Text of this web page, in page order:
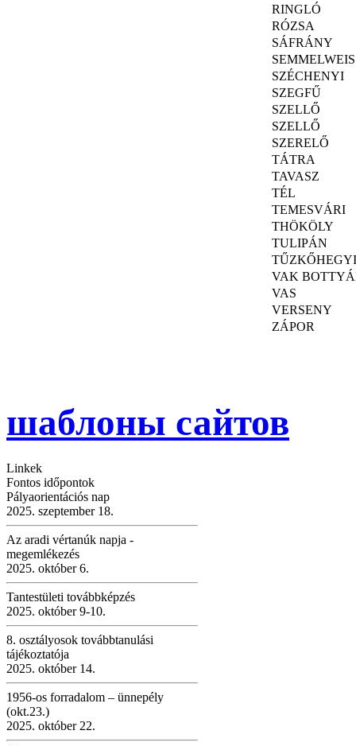
RINGLÓ
RÓZSA
SÁFRÁNY
SEMMELWEIS
SZÉCHENYI
SZEGFŰ
SZELLŐ
SZELLŐ
SZERELŐ
TÁTRA
TAVASZ
TÉL
TEMESVÁRI
THÖKÖLY
TULIPÁN
TŰZKŐHEGYI
VAK
VAS
VERSENY
ZÁPOR
шаблоны сайтов
Linkek
Fontos időpontok
Pályaorientációs nap
2025. szeptember 18.
Az aradi vértanúk napja -
megemlékezés
2025. október 6.
Tantestületi továbbképzés
2025. október 9-10.
8. osztályosok továbbtanulási
tájékoztatója
2025. október 14.
1956-os forradalom – ünnepély
(okt.23.)
2025. október 22.